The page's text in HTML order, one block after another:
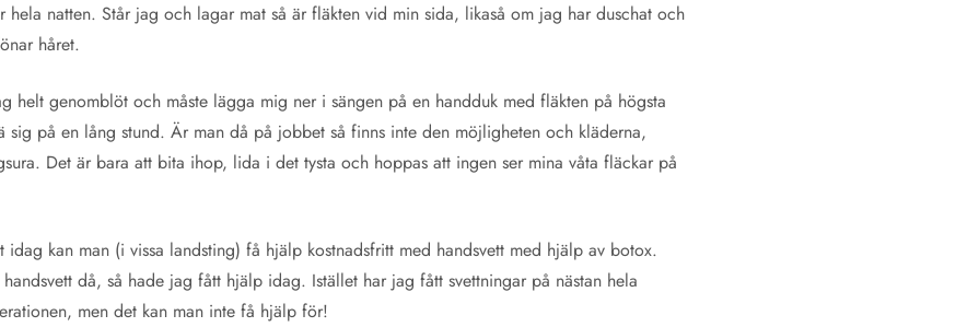
hela natten. Står jag och lagar mat så är fläkten vid min sida, likaså om jag har duschat och
håret.
helt genomblöt och måste lägga mig ner i sängen på en handduk med fläkten på högsta
sig på en lång stund. Är man då på jobbet så finns inte den möjligheten och kläderna,
Det är bara att bita ihop, lida i det tysta och hoppas att ingen ser mina våta fläckar på
kan man (i vissa landsting) få hjälp kostnadsfritt med handsvett med hjälp av botox.
då, så hade jag fått hjälp idag. Istället har jag fått svettningar på nästan hela
men det kan man inte få hjälp för!